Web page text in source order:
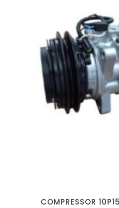
COMPRESSOR